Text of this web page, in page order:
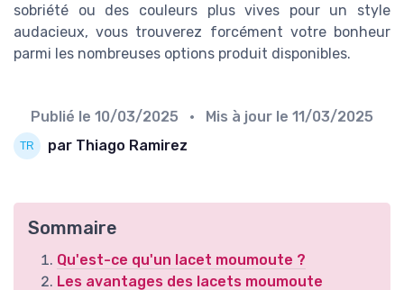
sobriété ou des couleurs plus vives pour un style
audacieux, vous trouverez forcément votre bonheur
parmi les nombreuses options produit disponibles.
Publié le 10/03/2025 • Mis à jour le 11/03/2025
par Thiago Ramirez
Sommaire
Qu'est-ce qu'un lacet moumoute ?
Les avantages des lacets moumoute